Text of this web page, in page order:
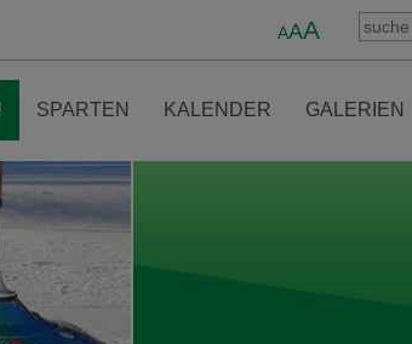
AAA
SPARTEN KALENDER GALERIEN